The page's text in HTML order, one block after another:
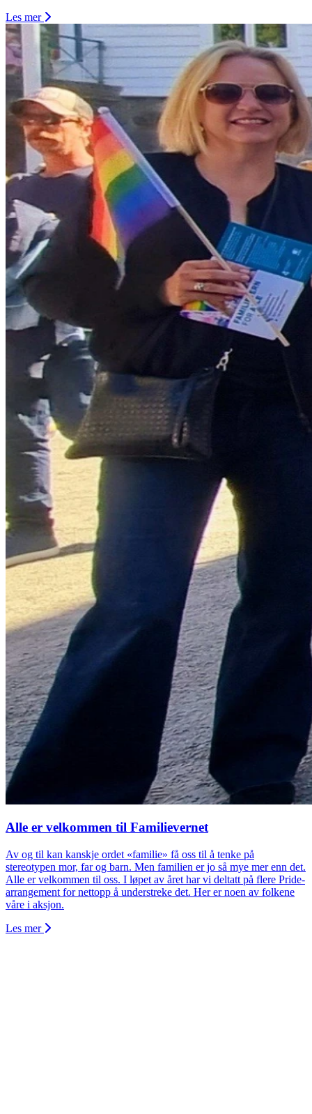
Les mer
Alle er velkommen til Familievernet
Av og til kan kanskje ordet «familie» få oss til å tenke på
stereotypen mor, far og barn. Men familien er jo så mye mer enn det.
Alle er velkommen til oss. I løpet av året har vi deltatt på flere Pride-
arrangement for nettopp å understreke det. Her er noen av folkene
våre i aksjon.
Les mer